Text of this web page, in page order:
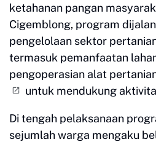
ketahanan pangan
Cigemblong, program
pengelolaan sektor
termasuk pemanfaatan
pengoperasian alat
untuk mendukung
Di tengah pelaksanaan
sejumlah warga mengaku